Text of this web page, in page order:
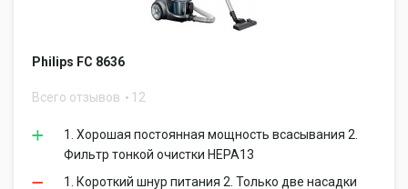
Philips FC 8636
Всего отзывов 12
1. Хорошая постоянная мощность всасывания 2.
Фильтр тонкой очистки НЕРА13
1. Короткий шнур питания 2. Только две насадки